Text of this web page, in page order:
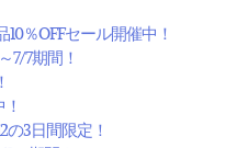
％OFFセール開催中！
7/7期間！
の3日間限定！